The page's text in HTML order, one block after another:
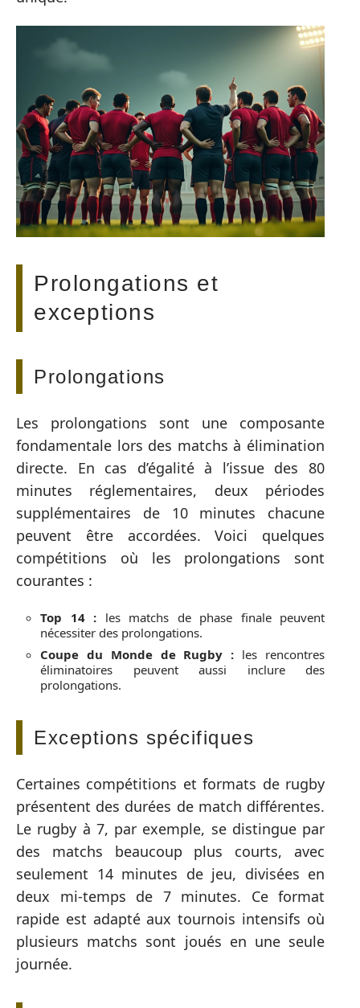
Prolongations et
exceptions
Prolongations
Les prolongations sont une composante
fondamentale lors des matchs à élimination
directe. En cas d’égalité à l’issue des 80
minutes réglementaires, deux périodes
supplémentaires de 10 minutes chacune
peuvent être accordées. Voici quelques
compétitions où les prolongations sont
courantes :
Top 14 : les matchs de phase finale peuvent
nécessiter des prolongations.
Coupe du Monde de Rugby : les rencontres
éliminatoires peuvent aussi inclure des
prolongations.
Exceptions spécifiques
Certaines compétitions et formats de rugby
présentent des durées de match différentes.
Le rugby à 7, par exemple, se distingue par
des matchs beaucoup plus courts, avec
seulement 14 minutes de jeu, divisées en
deux mi-temps de 7 minutes. Ce format
rapide est adapté aux tournois intensifs où
plusieurs matchs sont joués en une seule
journée.